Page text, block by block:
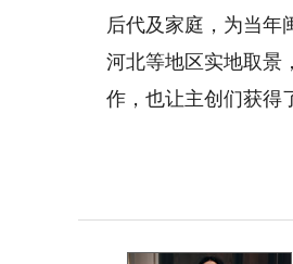
后代及家庭，为当年
河北等地区实地取景
作，也让主创们获得